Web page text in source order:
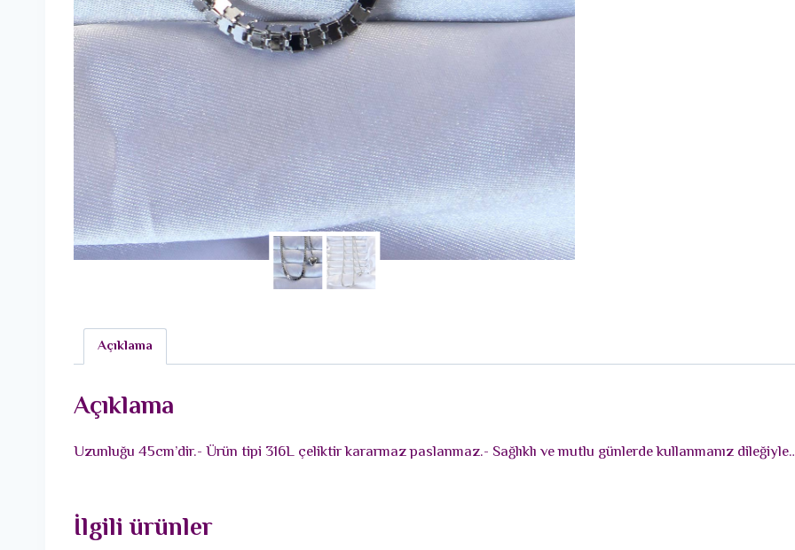
Açıklama
Açıklama
Uzunluğu 45cm’dir.- Ürün tipi 316L çeliktir kararmaz paslanmaz.- Sağlıklı ve mutlu günlerde kullanmanız
İlgili ürünler